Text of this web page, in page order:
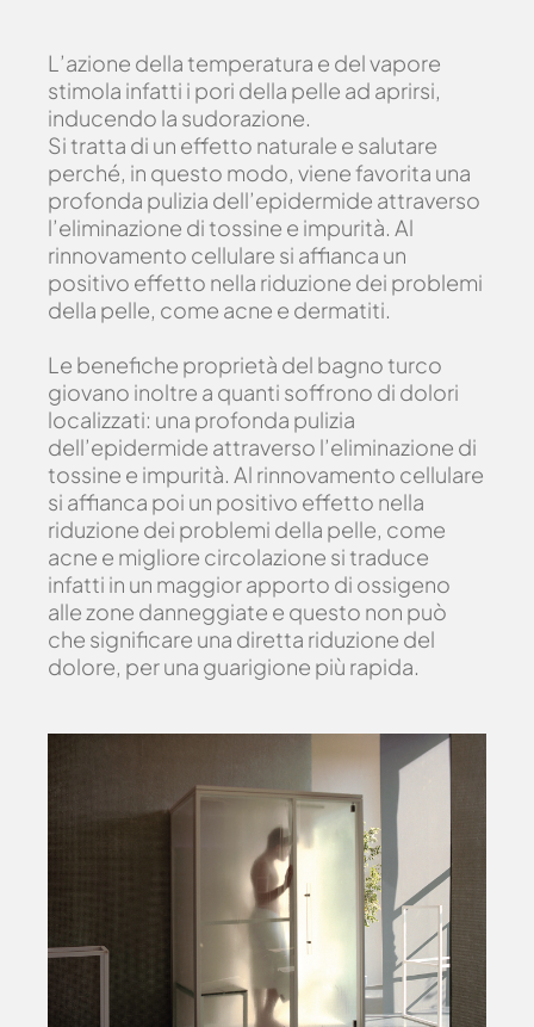
L’azione della temperatura e del vapore
stimola infatti i pori della pelle ad aprirsi,
inducendo la sudorazione.
Si tratta di un effetto naturale e salutare
perché, in questo modo, viene favorita una
profonda pulizia dell’epidermide attraverso
l’eliminazione di tossine e impurità. Al
rinnovamento cellulare si affianca un
positivo effetto nella riduzione dei problemi
della pelle, come acne e dermatiti.
Le benefiche proprietà del bagno turco
giovano inoltre a quanti soffrono di dolori
localizzati: una profonda pulizia
dell’epidermide attraverso l’eliminazione di
tossine e impurità. Al rinnovamento cellulare
si affianca poi un positivo effetto nella
riduzione dei problemi della pelle, come
acne e migliore circolazione si traduce
infatti in un maggior apporto di ossigeno
alle zone danneggiate e questo non può
che significare una diretta riduzione del
dolore, per una guarigione più rapida.